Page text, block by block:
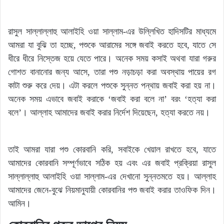
রাসুল সাল্লাল্লাহু আলাইহি ওয়া সাল্লাম-এর উল্লিখিত হাদিসটির মাধ্যমে
আমরা যা বুঝি তা হচ্ছে, পশুকে আরামের সঙ্গে জবাই করতে হবে, যাতে সে
ধীরে ধীরে নিস্তেজ হয়ে যেতে পারে। অনেক সময় কসাই অথবা যারা গরুর
গোশত বানানোর জন্য আসে, তারা পশু নড়াচড়া করা অবস্থায় পায়ের রগ
কাটা শুরু করে দেয়। এটা করলে পশুকে সুন্নত পন্থায় জবাই করা হয় না।
অনেক সময় এভাবে জবাই করাকে ‘জবাই করা বলে না’ বরং ‘হত্যা করা
বলে’। আল্লাহ আমাদের জবাই করার নির্দেশ দিয়েছেন, হত্যা করতে নয়।
তাই আমরা যারা পশু কোরবানি করি, সবাইকে খেয়াল রাখতে হবে, যাতে
আমাদের কোরবানি সম্পূর্ণভাবে সঠিক হয় এবং এর জবাই প্রক্রিয়া রাসুল
সাল্লাল্লাহু আলাইহি ওয়া সাল্লাম-এর দেখানো সুন্নতমতে হয়। আল্লাহ
আমাদের জেনে-বুঝে নিয়মানুযায়ী কোরবানির পশু জবাই করার তাওফিক দিন।
আমিন।